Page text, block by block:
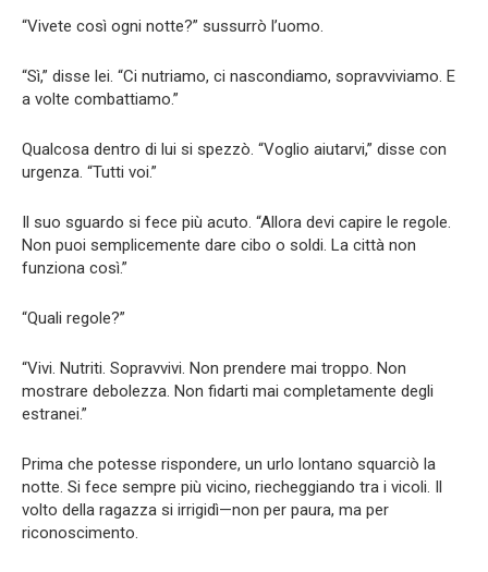
“Vivete così ogni notte?” sussurrò l’uomo.
“Sì,” disse lei. “Ci nutriamo, ci nascondiamo, sopravviviamo. E
a volte combattiamo.”
Qualcosa dentro di lui si spezzò. “Voglio aiutarvi,” disse con
urgenza. “Tutti voi.”
Il suo sguardo si fece più acuto. “Allora devi capire le regole.
Non puoi semplicemente dare cibo o soldi. La città non
funziona così.”
“Quali regole?”
“Vivi. Nutriti. Sopravvivi. Non prendere mai troppo. Non
mostrare debolezza. Non fidarti mai completamente degli
estranei.”
Prima che potesse rispondere, un urlo lontano squarciò la
notte. Si fece sempre più vicino, riecheggiando tra i vicoli. Il
volto della ragazza si irrigidì—non per paura, ma per
riconoscimento.